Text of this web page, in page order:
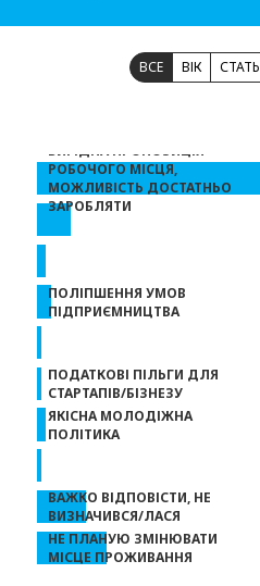
ВСЕ ВІК СТАТЬ
ВИГІДНА ПРОПОЗИЦІЯ
РОБОЧОГО МІСЦЯ,
МОЖЛИВІСТЬ ДОСТАТНЬО
ЗАРОБЛЯТИ
ПОЛІПШЕННЯ УМОВ
ПІДПРИЄМНИЦТВА
ПОДАТКОВІ ПІЛЬГИ ДЛЯ
СТАРТАПІВ/БІЗНЕЗУ
ЯКІСНА МОЛОДІЖНА
ПОЛІТИКА
ВАЖКО ВІДПОВІСТИ, НЕ
ВИЗНАЧИВСЯ/ЛАСЯ
НЕ ПЛАНУЮ ЗМІНЮВАТИ
МІСЦЕ ПРОЖИВАННЯ